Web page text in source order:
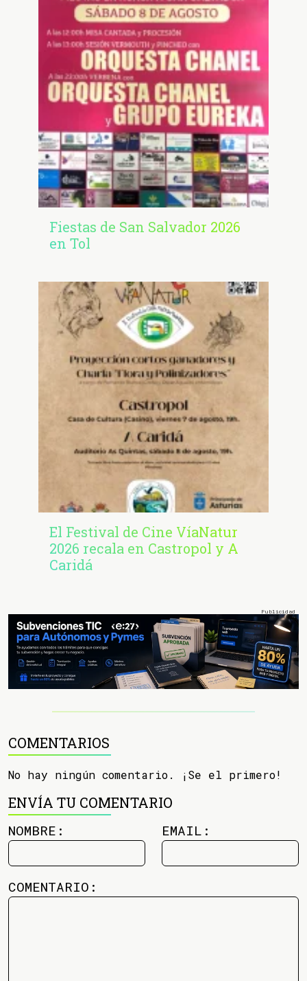
Fiestas de San Salvador 2026
en Tol
El Festival de Cine VíaNatur
2026 recala en Castropol y A
Caridá
COMENTARIOS
No hay ningún comentario. ¡Se el primero!
ENVÍA TU COMENTARIO
NOMBRE: EMAIL:
COMENTARIO: